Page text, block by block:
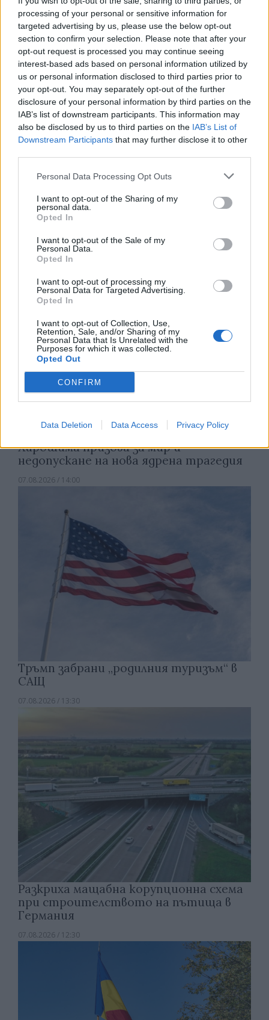
processing of your personal or sensitive information for
targeted advertising by us, please use the below opt-out
section to confirm your selection. Please note that after your
opt-out request is processed you may continue seeing
interest-based ads based on personal information utilized by
us or personal information disclosed to third parties prior to
your opt-out. You may separately opt-out of the further
disclosure of your personal information by third parties on the
IAB’s list of downstream participants. This information may
also be disclosed by us to third parties on the IAB’s List of
Downstream Participants that may further disclose it to other
Personal Data Processing Opt Outs
I want to opt-out of the Sharing of my
personal data.
Opted In
I want to opt-out of the Sale of my
Personal Data.
Opted In
I want to opt-out of processing my
Personal Data for Targeted Advertising.
Opted In
I want to opt-out of Collection, Use,
Retention, Sale, and/or Sharing of my
Personal Data that Is Unrelated with the
Purposes for which it was collected.
Opted Out
CONFIRM
Data Deletion Data Access Privacy Policy
открития космос
07.08.2026 / 15:00
Франция ще забрани рекламните
обаждания без съгласието на
абонатите от 11 август
07.08.2026 / 14:30
Хирошима призова за мир и
недопускане на нова ядрена трагедия
07.08.2026 / 14:00
Тръмп забрани „родилния туризъм“ в
САЩ
07.08.2026 / 13:30
Разкриха мащабна корупционна схема
при строителството на пътища в
Германия
07.08.2026 / 12:30